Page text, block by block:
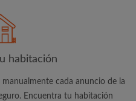
las Términos y Condiciones
habitación
cada anuncio de la
Encuentra tu habitación